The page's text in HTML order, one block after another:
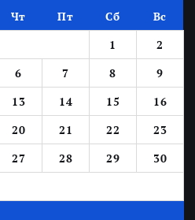
Чт Пт Сб
Вс
1
2
6 7 8
9
13 14 15
16
20 21 22
23
27 28 29
30